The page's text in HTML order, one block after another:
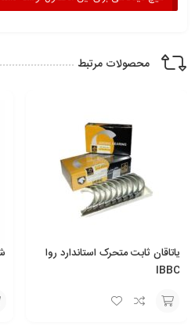
محصولات مرتبط
یاتاقان ثابت متحرک استاندارد روا
IBBC